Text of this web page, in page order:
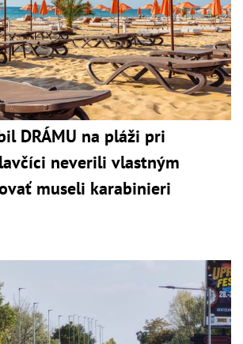
DRÁMU na pláži pri
neverili vlastným
museli karabinieri